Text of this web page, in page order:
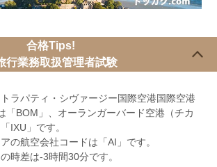
合格Tips!
行業務取扱管理者試験
トラパティ・シヴァージー国際空港国際空港
「BOM」、オーランガーバード空港（チカ
IXU」です。
の航空会社コードは「AI」です。
時差は-3時間30分です。